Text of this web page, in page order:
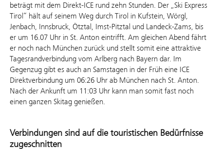
beträgt mit dem Direkt-ICE rund zehn Stunden. Der „Ski Express
Tirol“ hält auf seinem Weg durch Tirol in Kufstein, Wörgl,
Jenbach, Innsbruck, Ötztal, Imst-Pitztal und Landeck-Zams, bis
er um 16.07 Uhr in St. Anton eintrifft. Am gleichen Abend fährt
er noch nach München zurück und stellt somit eine attraktive
Tagesrandverbindung vom Arlberg nach Bayern dar. Im
Gegenzug gibt es auch an Samstagen in der Früh eine ICE
Direktverbindung um 06:26 Uhr ab München nach St. Anton.
Nach der Ankunft um 11:03 Uhr kann man somit fast noch
einen ganzen Skitag genießen.
Verbindungen sind auf die touristischen Bedürfnisse
zugeschnitten